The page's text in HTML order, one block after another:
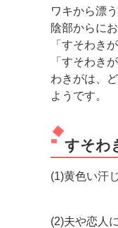
ワキから漂
陰部からに
「すそわき
「すそわき
わきがは、
ようです。
すそわ
(1)黄色い汗
(2)夫や恋人